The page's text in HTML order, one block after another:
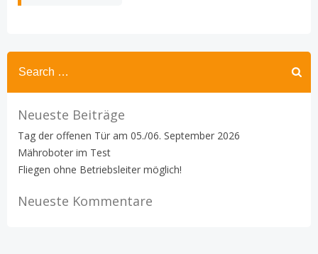
Search
for:
Neueste Beiträge
Tag der offenen Tür am 05./06. September 2026
Mähroboter im Test
Fliegen ohne Betriebsleiter möglich!
Neueste Kommentare